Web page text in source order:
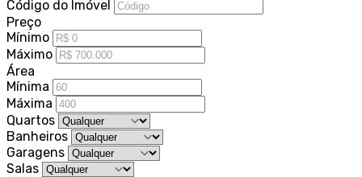
Código do Imóvel
Preço
Mínimo
Máximo
Área
Mínima
Máxima
Quartos
Banheiros
Garagens
Salas